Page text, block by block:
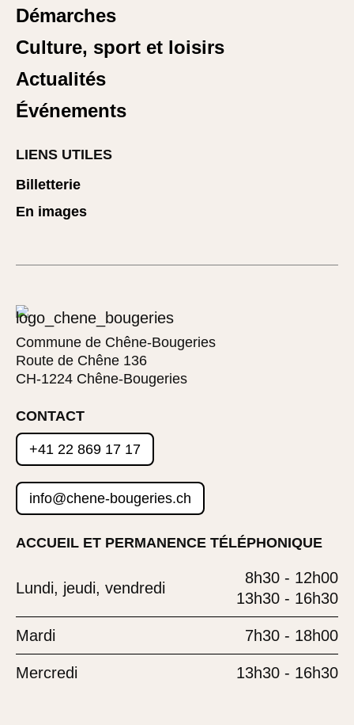
Démarches
Culture, sport et loisirs
Actualités
Événements
LIENS UTILES
Billetterie
En images
Commune de Chêne-Bougeries
Route de Chêne 136
CH-1224 Chêne-Bougeries
CONTACT
+41 22 869 17 17
info@chene-bougeries.ch
ACCUEIL ET PERMANENCE TÉLÉPHONIQUE
Lundi, jeudi, vendredi
8h30 - 12h00
13h30 - 16h30
Mardi 7h30 - 18h00
Mercredi 13h30 - 16h30